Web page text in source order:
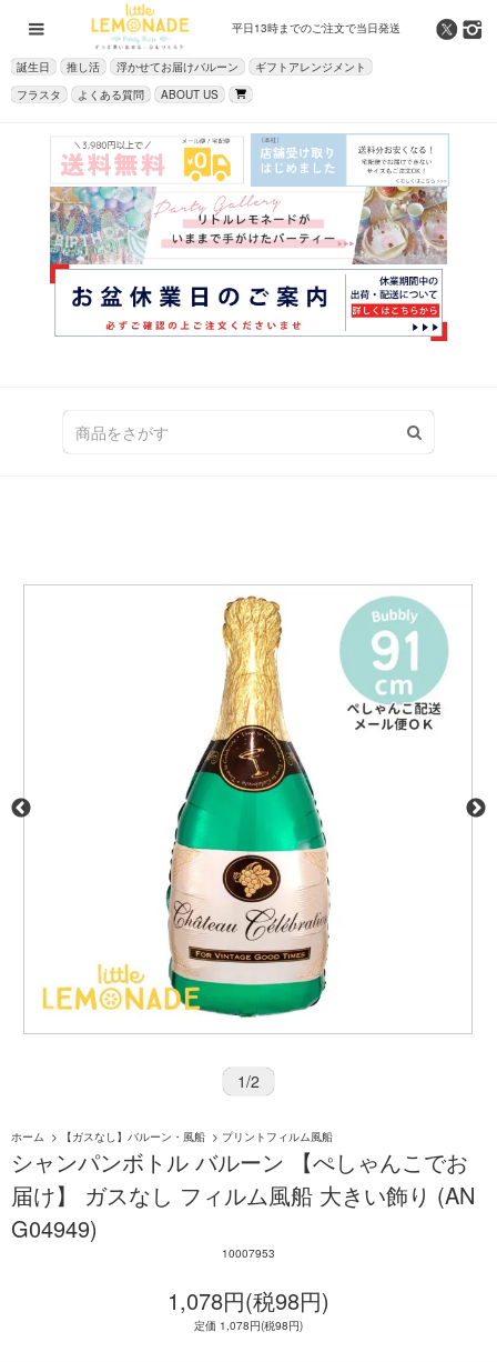
平日13時までのご注文で当日発送
誕生日 推し活 浮かせてお届けバルーン
ギフトアレンジメント
フラスタ
よくある質問 ABOUT US
1/2
ホーム > 【ガスなし】バルーン・風船 > プリントフィルム風船
シャンパンボトル バルーン 【ぺしゃんこでお
届け】 ガスなし フィルム風船 大きい飾り (AN
G04949)
10007953
1,078円(税98円)
定価 1,078円(税98円)